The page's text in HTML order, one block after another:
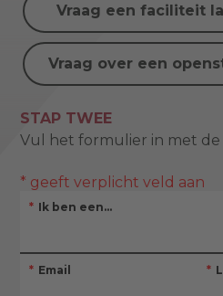
Vraag een faciliteit
Vraag over een
STAP TWEE
Vul het formulier in met de